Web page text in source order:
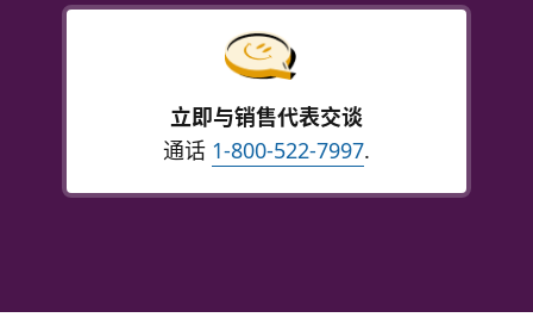
立即与销售代表交谈
通话 1-800-522-7997.